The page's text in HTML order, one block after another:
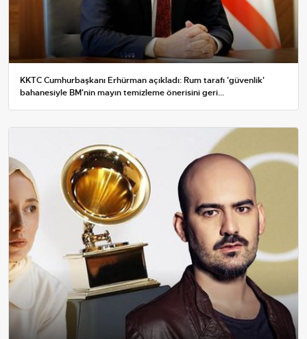
KKTC Cumhurbaşkanı Erhürman açıkladı: Rum tarafı 'güvenlik'
bahanesiyle BM'nin mayın temizleme önerisini geri...